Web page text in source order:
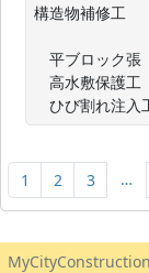
構造物補修工
平ブロック張
高水敷保護工
ひび割れ注入
1 2 3 …